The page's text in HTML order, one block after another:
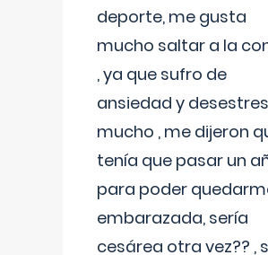
deporte, me gusta
mucho saltar a la
, ya que sufro de
ansiedad y
mucho , me dijeron
tenía que pasar un
para poder
embarazada, sería
cesárea otra vez?? ,